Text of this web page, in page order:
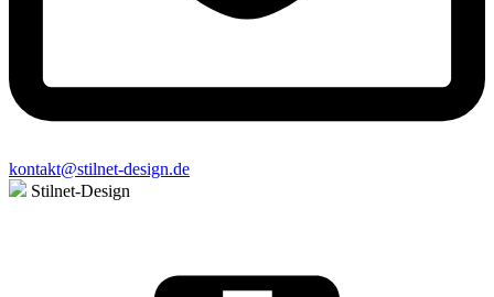
kontakt@stilnet-design.de
Stilnet-Design